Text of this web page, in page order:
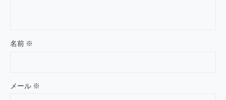
名前 ※
メール ※